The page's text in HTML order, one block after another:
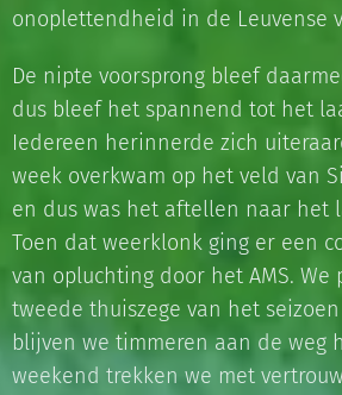
onoplettendheid in de Leuvense
De nipte voorsprong bleef
dus bleef het spannend tot het
Iedereen herinnerde zich
week overkwam op het veld van
en dus was het aftellen naar het
Toen dat weerklonk ging er een
van opluchting door het AMS. We
tweede thuiszege van het
blijven we timmeren aan de weg
weekend trekken we met